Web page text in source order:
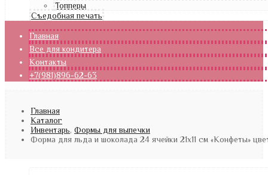
Топперы
Съедобная печать
Главная
Все для кондитера
Контакты
+7(981)896-62-63
Главная
Каталог
Инвентарь, Формы для выпечки
Форма для льда и шоколада 24 ячейки 21х11 см «Конфеты»